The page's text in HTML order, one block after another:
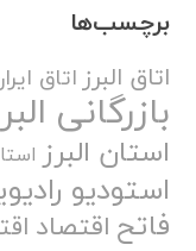
برچسب‌ها
اتاق البرزاتاق
بازرگانی
استان البرز
استودیو
فاتح اقتصاد